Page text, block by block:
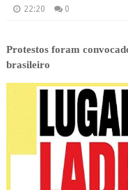
22:20 0
Protestos foram
brasileiro